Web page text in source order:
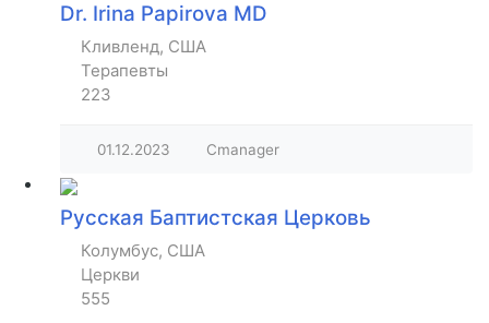
Dr. Irina Papirova MD
Кливленд, США
Терапевты
223
01.12.2023 Cmanager
Русская Баптистская Церковь
Колумбус, США
Церкви
555